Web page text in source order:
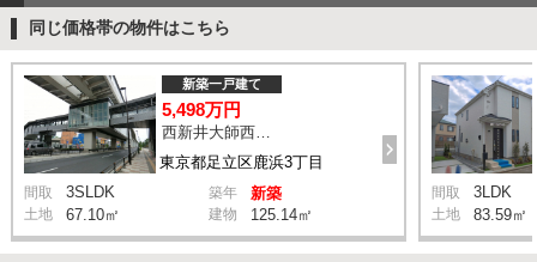
同じ価格帯の物件はこちら
東京都足立区鹿浜3丁目
新築一戸建て
5,498万円
間取 3SLDK 築年 新築
土地 67.10㎡ 建物 125.14㎡
間取 3LDK
土地 83.59㎡